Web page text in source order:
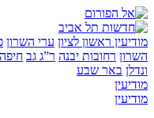
ראשון לציון ערי השרון פתח
רחובות יבנה ר”ג גב חיפה
באר שבע